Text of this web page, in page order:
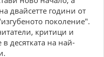
двайсетте години от
поколение".
критици и
десятката на най-